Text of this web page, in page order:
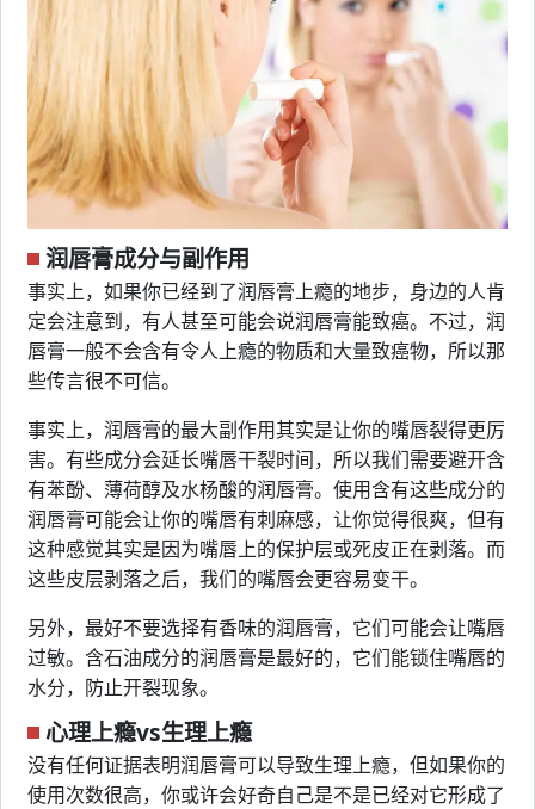
润唇膏成分与副作用
事实上，如果你已经到了润唇膏上瘾的地步，身边的人肯
定会注意到，有人甚至可能会说润唇膏能致癌。不过，润
唇膏一般不会含有令人上瘾的物质和大量致癌物，所以那
些传言很不可信。
事实上，润唇膏的最大副作用其实是让你的嘴唇裂得更厉
害。有些成分会延长嘴唇干裂时间，所以我们需要避开含
有苯酚、薄荷醇及水杨酸的润唇膏。使用含有这些成分的
润唇膏可能会让你的嘴唇有刺麻感，让你觉得很爽，但有
这种感觉其实是因为嘴唇上的保护层或死皮正在剥落。而
这些皮层剥落之后，我们的嘴唇会更容易变干。
另外，最好不要选择有香味的润唇膏，它们可能会让嘴唇
过敏。含石油成分的润唇膏是最好的，它们能锁住嘴唇的
水分，防止开裂现象。
心理上瘾vs生理上瘾
没有任何证据表明润唇膏可以导致生理上瘾，但如果你的
使用次数很高，你或许会好奇自己是不是已经对它形成了